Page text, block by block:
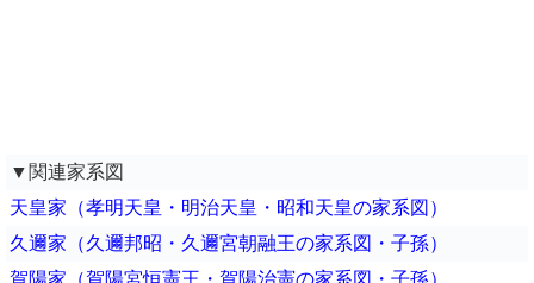
▼関連家系図
天皇家（孝明天皇・明治天皇・昭和天皇の家系図）
久邇家（久邇邦昭・久邇宮朝融王の家系図・子孫）
賀陽家（賀陽宮恒憲王・賀陽治憲の家系図・子孫）